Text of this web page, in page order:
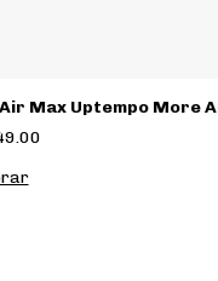
Max Uptempo More